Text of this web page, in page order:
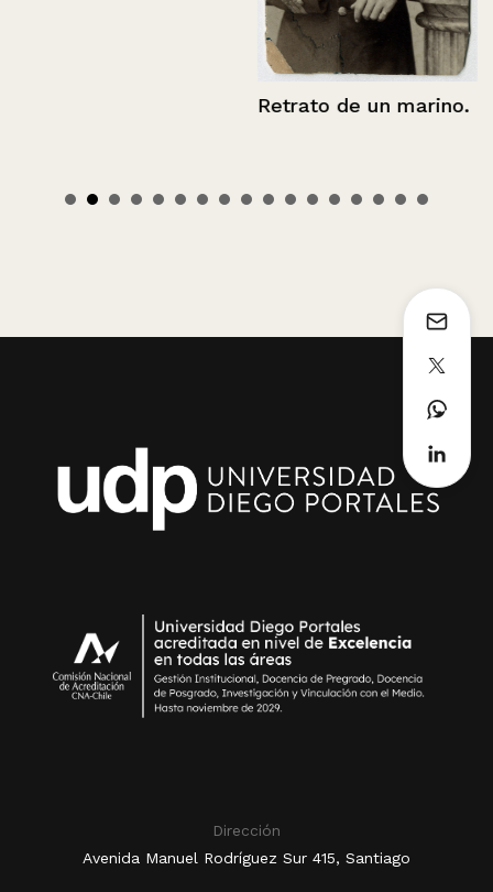
Retrato de un marino.
Dirección
Avenida Manuel Rodríguez Sur 415, Santiago